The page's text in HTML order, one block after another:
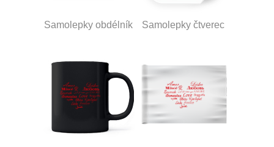
Samolepky obdélník Samolepky čtverec